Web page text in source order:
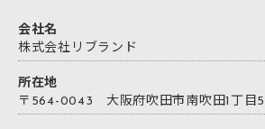
会社名
株式会社リブランド
所在地
〒564-0043 大阪府吹田市南吹田1丁目